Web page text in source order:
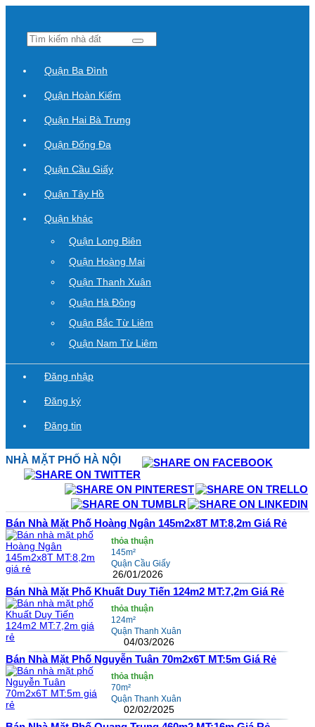
Quận Ba Đình
Quận Hoàn Kiếm
Quận Hai Bà Trưng
Quận Đống Đa
Quận Cầu Giấy
Quận Tây Hồ
Quận khác
Quận Long Biên
Quận Hoàng Mai
Quận Thanh Xuân
Quận Hà Đông
Quận Bắc Từ Liêm
Quận Nam Từ Liêm
Đăng nhập
Đăng ký
Đăng tin
NHÀ MẶT PHỐ HÀ NỘI
Bán Nhà Mặt Phố Hoàng Ngân 145m2x8T MT:8,2m Giá Rẻ
thỏa thuận
145m²
Quận Cầu Giấy
26/01/2026
Bán Nhà Mặt Phố Khuất Duy Tiến 124m2 MT:7,2m Giá Rẻ
thỏa thuận
124m²
Quận Thanh Xuân
04/03/2026
Bán Nhà Mặt Phố Nguyễn Tuân 70m2x6T MT:5m Giá Rẻ
thỏa thuận
70m²
Quận Thanh Xuân
02/02/2025